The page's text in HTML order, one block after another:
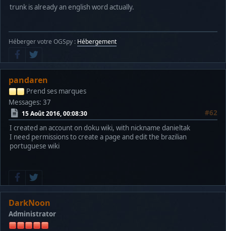
trunk is already an english word actually.
Héberger votre OGSpy : Hébergement
pandaren
Prend ses marques
Messages: 37
15 Août 2016, 00:08:30
#62
I created an account on doku wiki, with nickname danieltak
I need permissions to create a page and edit the brazilian
portuguese wiki
DarkNoon
Administrator